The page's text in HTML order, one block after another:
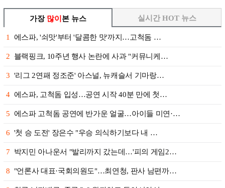
가장 많이 본 뉴스
1 에스파, '쇠맛'부터 '달콤한 맛'까지…고척돔 …
2 블랙핑크, 10주년 행사 논란에 사과 "커뮤니케…
3 '리그 2연패 정조준' 아스널, 뉴캐슬서 기마랑…
4 에스파, 고척돔 입성…공연 시작 40분 만에 첫…
5 에스파 고척돔 공연에 반가운 얼굴…아이들 미연·…
6 '첫 승 도전' 장은수 "우승 의식하기보다 내 …
7 박지민 아나운서 "발리까지 갔는데…'피의 게임2…
8 "언론사 대표·국회의원도"…최연청, 판사 남편까…
실시간 HOT 뉴스